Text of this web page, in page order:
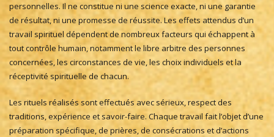
personnelles. Il ne constitue ni une science exacte, ni une garantie
de résultat, ni une promesse de réussite. Les effets attendus d’un
travail spirituel dépendent de nombreux facteurs qui échappent à
tout contrôle humain, notamment le libre arbitre des personnes
concernées, les circonstances de vie, les choix individuels et la
réceptivité spirituelle de chacun.
Les rituels réalisés sont effectués avec sérieux, respect des
traditions, expérience et savoir-faire. Chaque travail fait l’objet d’une
préparation spécifique, de prières, de consécrations et d’actions